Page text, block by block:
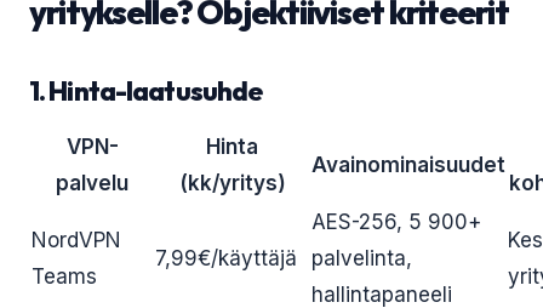
yritykselle? Objektiiviset kriteerit
1. Hinta-laatusuhde
VPN-
palvelu
Hinta
(kk/yritys)
Avainominaisuudet
NordVPN
Teams
7,99€/käyttäjä
AES-256, 5 900+
palvelinta,
hallintapaneeli